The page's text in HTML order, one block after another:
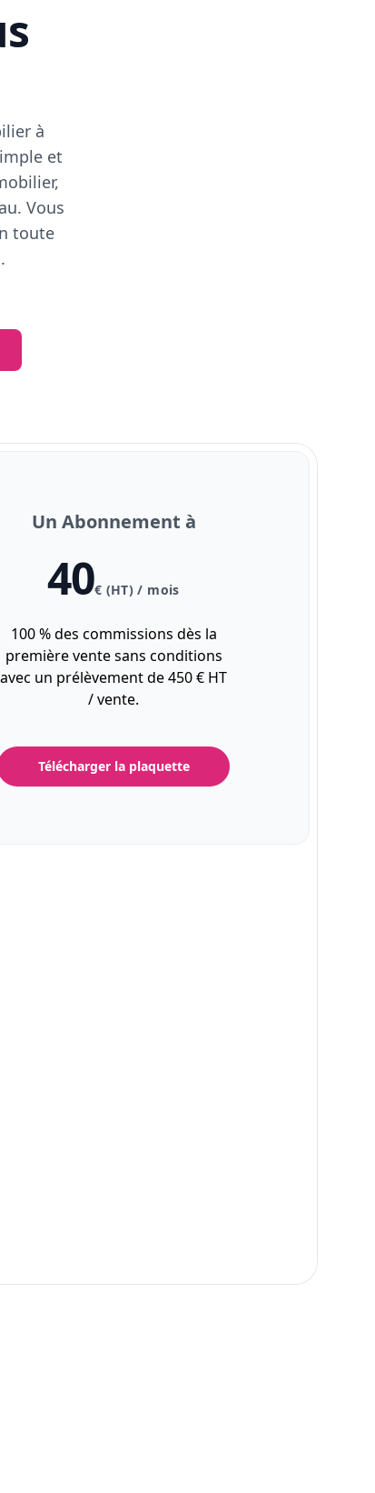
à
et
Vous
toute
Un Abonnement à
40€ (HT) / mois
100 % des commissions dès la
première vente sans conditions
avec un prélèvement de 450 € HT
/ vente.
Télécharger la plaquette